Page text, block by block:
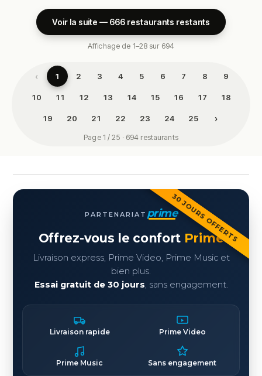
Voir la suite — 666 restaurants restants
Affichage de 1–28 sur 694
‹ 1 2 3 4 5 6 7 8 9
10 11 12 13 14 15 16 17 18
19 20 21 22 23 24 25 ›
Page 1 / 25 · 694 restaurants
30 JOURS OFFERTS
PARTENARIAT prime
Offrez-vous le confort Prime
Livraison express, Prime Video, Prime Music et
bien plus.
Essai gratuit de 30 jours, sans engagement.
Livraison rapide Prime Video
Prime Music Sans engagement